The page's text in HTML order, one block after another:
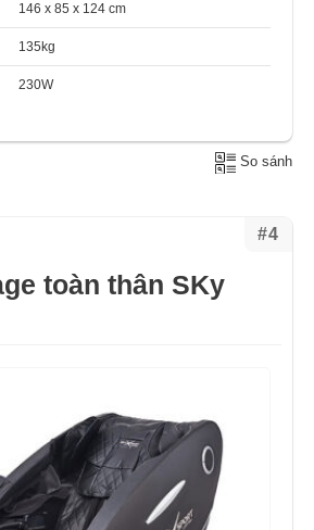
146 x 85 x 124 cm
135kg
230W
So sánh
#4
toàn thân SKy